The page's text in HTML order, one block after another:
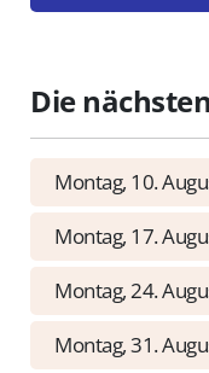
Die
Montag, 10.
Montag, 17.
Montag, 24.
Montag, 31.